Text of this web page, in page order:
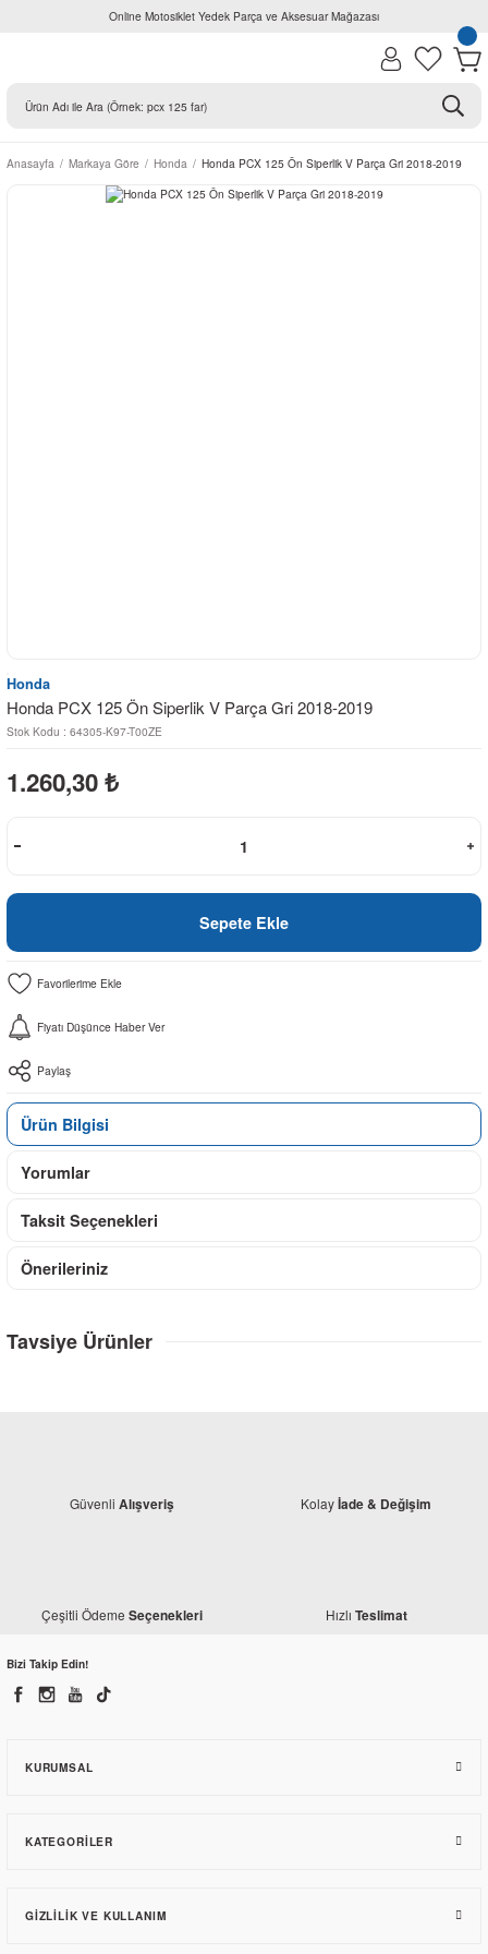
Online Motosiklet Yedek Parça ve Aksesuar Mağazası
Anasayfa Markaya Göre Honda Honda PCX 125 Ön Siperlik V Parça Gri 2018-2019
Honda
Honda PCX 125 Ön Siperlik V Parça Gri 2018-2019
Stok Kodu : 64305-K97-T00ZE
1.260,30 ₺
Sepete Ekle
Fiyatı Düşünce Haber Ver
Paylaş
Ürün Bilgisi
Yorumlar
Taksit Seçenekleri
Önerileriniz
Tavsiye Ürünler
Honda PCX 125 Gidon Muhafaza Kapak Arka 2018-2020
Güvenli Alışveriş Kolayİade & Değişim
Çeşitli Ödeme Seçenekleri Hızlı Teslimat
Bizi Takip Edin!
KURUMSAL
KATEGORILER
GIZLILIK VE KULLANIM